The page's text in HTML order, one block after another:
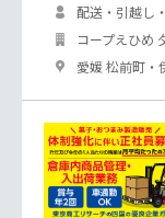
配送・引越し
コープえひめ
愛媛 松前町・